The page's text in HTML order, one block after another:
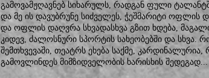
გამოვამჟღავნებ სიხარულს, რადგან ფული
და მე ის დავუბრუნე სიძველეს, ჭეშმარიტი
და ოფლის დაღვრა სხვადასხვა გზით ხდება,
კიდევ, ძალოსნური სპორტის სახეობებში და სხვა.
შემთხვევაში, თეატრს ეხება საქმე,
გამოვლინდეს მიმზიდველობის ხარისხის შედეგად...